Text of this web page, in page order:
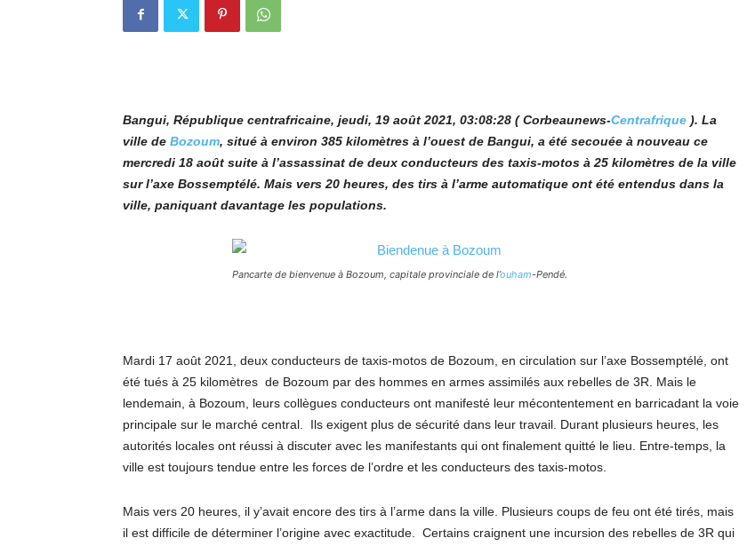
Bangui, République centrafricaine, jeudi, 19 août 2021, 03:08:28 ( Corbeaunews-Centrafrique ). La
ville de Bozoum, situé à environ 385 kilomètres à l’ouest de Bangui, a été secouée à nouveau ce
mercredi 18 août suite à l’assassinat de deux conducteurs des taxis-motos à 25 kilomètres de la ville
sur l’axe Bossemptélé. Mais vers 20 heures, des tirs à l’arme automatique ont été entendus dans la
ville, paniquant davantage les populations.
Pancarte de bienvenue à Bozoum, capitale provinciale de l’ouham-Pendé.
Mardi 17 août 2021, deux conducteurs de taxis-motos de Bozoum, en circulation sur l’axe Bossemptélé, ont
été tués à 25 kilomètres de Bozoum par des hommes en armes assimilés aux rebelles de 3R. Mais le
lendemain, à Bozoum, leurs collègues conducteurs ont manifesté leur mécontentement en barricadant la voie
principale sur le marché central. Ils exigent plus de sécurité dans leur travail. Durant plusieurs heures, les
autorités locales ont réussi à discuter avec les manifestants qui ont finalement quitté le lieu. Entre-temps, la
ville est toujours tendue entre les forces de l’ordre et les conducteurs des taxis-motos.
Mais vers 20 heures, il y’avait encore des tirs à l’arme dans la ville. Plusieurs coups de feu ont été tirés, mais
il est difficile de déterminer l’origine avec exactitude. Certains craignent une incursion des rebelles de 3R qui